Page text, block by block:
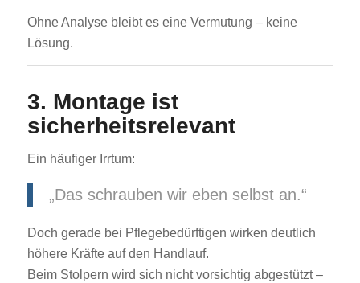
Ohne Analyse bleibt es eine Vermutung – keine
Lösung.
3. Montage ist
sicherheitsrelevant
Ein häufiger Irrtum:
„Das schrauben wir eben selbst an.“
Doch gerade bei Pflegebedürftigen wirken deutlich
höhere Kräfte auf den Handlauf.
Beim Stolpern wird sich nicht vorsichtig abgestützt –